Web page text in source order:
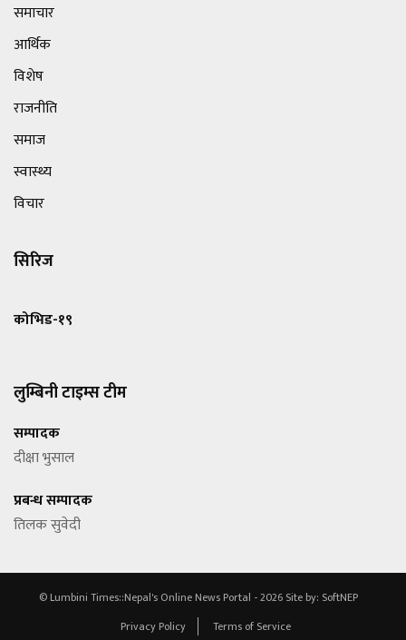
समाचार
आर्थिक
विशेष
राजनीति
समाज
स्वास्थ्य
विचार
सिरिज
कोभिड-१९
लुम्बिनी टाइम्स टीम
सम्पादक
दीक्षा भुसाल
प्रबन्ध सम्पादक
तिलक सुवेदी
© Lumbini Times::Nepal's Online News Portal - 2026 Site by: SoftNEP
Privacy Policy
Terms of Service